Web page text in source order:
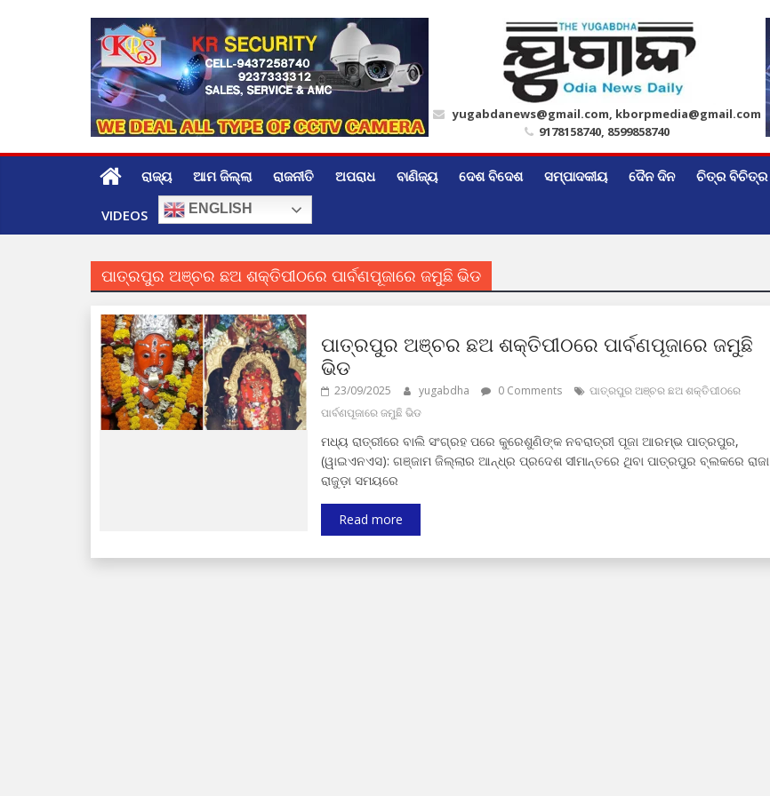
yugabdanews@gmail.com, kborpmedia@gmail.com
9178158740, 8599858740
ରାଜ୍ୟ ଆମ ଜିଲ୍ଲା ରାଜନୀତି ଅପରାଧ ବାଣିଜ୍ୟ ଦେଶ ବିଦେଶ ସମ୍ପାଦକୀୟ ଦୈନ ଦିନ ଚିତ୍ର ବିଚିତ୍ର
VIDEOS ENGLISH
ପାତ୍ରପୁର ଅଞ୍ଚର ଛଅ ଶକ୍ତିପୀଠରେ ପାର୍ବଣପୂଜାରେ ଜମୁଛି ଭିଡ
ପାତ୍ରପୁର ଅଞ୍ଚର ଛଅ ଶକ୍ତିପୀଠରେ ପାର୍ବଣପୂଜାରେ ଜମୁଛି
ଭିଡ
23/09/2025 yugabdha 0 Comments
ପାତ୍ରପୁର ଅଞ୍ଚର ଛଅ ଶକ୍ତିପୀଠରେ
ପାର୍ବଣପୂଜାରେ ଜମୁଛି ଭିଡ
ମଧ୍ୟ ରାତ୍ରୀରେ ବାଲି ସଂଗ୍ରହ ପରେ କୁରେଶୁଣିଙ୍କ ନବରାତ୍ରୀ ପୂଜା ଆରମ୍ଭ ପାତ୍ରପୁର,
(ୱାଇଏନଏସ): ଗଞ୍ଜାମ ଜିଲ୍ଲାର ଆନ୍ଧ୍ର ପ୍ରଦେଶ ସୀମାନ୍ତରେ ଥିବା ପାତ୍ରପୁର ବ୍ଲକରେ ରାଜା
ରାଜୁଡ଼ା ସମୟରେ
Read more